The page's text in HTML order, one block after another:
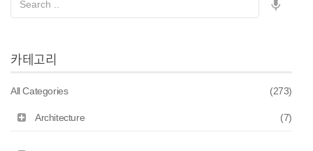
카테고리
All Categories (273)
Architecture (7)